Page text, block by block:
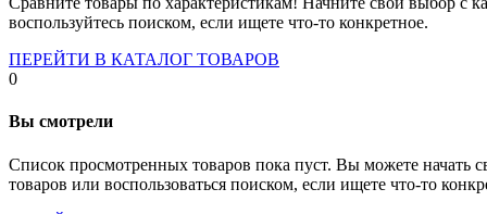
Socket-2066
Socket-775
Socket-fm2
Socket-am4
Socket- intel s1151
Socket- intel s2066
воспользуйтесь поиском, если ищете что-то конкретное.
ПЕРЕЙТИ В КАТАЛОГ ТОВАРОВ
0
Вы смотрели
Список просмотренных товаров пока пуст. Вы можете начать
товаров или воспользоваться поиском, если ищете что-то